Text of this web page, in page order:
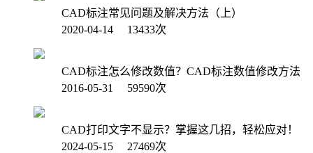
CAD标注常见问题及解决方法（上）
2020-04-14 13433次
CAD标注怎么修改数值？CAD标注数值修改方法
2016-05-31 59590次
CAD打印文字不显示？掌握这几招，轻松应对！
2024-05-15 27469次